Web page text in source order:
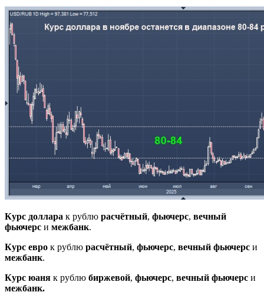
Курс доллара к рублю расчётный, фьючерс, вечный
фьючерс и межбанк.
Курс евро к рублю расчётный, фьючерс, вечный фьючерс и
межбанк.
Курс юаня к рублю биржевой, фьючерс, вечный фьючерс и
межбанк.